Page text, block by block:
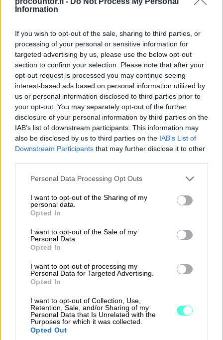
Information
If you wish to opt-out of the sale, sharing to third parties, or
processing of your personal or sensitive information for
targeted advertising by us, please use the below opt-out
section to confirm your selection. Please note that after your
opt-out request is processed you may continue seeing
interest-based ads based on personal information utilized by
us or personal information disclosed to third parties prior to
your opt-out. You may separately opt-out of the further
disclosure of your personal information by third parties on the
IAB’s list of downstream participants. This information may
also be disclosed by us to third parties on the IAB’s List of
Downstream Participants that may further disclose it to other
Please note that this website/app uses one or more Google
not limited to your visit or usage behaviour. You may click to
grant or deny consent to Google and its third-party tags to
use your data for below specified purposes in below Google
consent section.
Personal Data Processing Opt Outs
I want to opt-out of the Sharing of my
personal data.
Opted In
I want to opt-out of the Sale of my
Personal Data.
Opted In
I want to opt-out of processing my
Personal Data for Targeted Advertising.
Opted In
I want to opt-out of Collection, Use,
Retention, Sale, and/or Sharing of my
Personal Data that Is Unrelated with the
Purposes for which it was collected.
Opted Out
Kirjanpitoon kerätään kaikki liiketoiminnasta
Kirjanpidon on oltava siten ajan tasalla, että
siitä voidaan tehdä kausivero- ja muut
ilmoitukset veroviranomaiselle sekä
lainmukaiset ilmoitukset muuta tarkoitusta
varten. Tilinpäätös tehdään neljän kuukauden
kuluessa tilikauden päättymisestä.
Velvoitteet kirjanpidon pitämiseen sekä
tilinpäätöksen julkistamiseen riippuvat
yrityksen koosta ja yritysmuodosta. Alla
tärkeimmät raja-​arvot ja asiat, jotka
vaikuttavat siihen, minkälaista kirjanpitoa
Mitä suurempi yritys, sitä vaativammat ovat
tilinpäätösvaatimukset. Näitä vaatimuksia
ajatellen yritykset ryhmitellään seuraaviin
kokoluokkiin:
Yritys on mikroyritys,
olevista rajoista ylittyy päättyneellä ja sitä
välittömästi edeltäneellä tilikaudella
tilinpäätöspäivänä.